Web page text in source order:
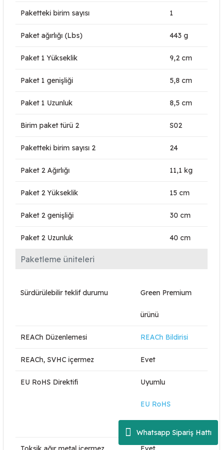
Whatsapp Sipariş Hattı
Paketleme üniteleri
Paketteki birim sayısı 1
Paket ağırlığı (Lbs) 443 g
Paket 1 Yükseklik 9,2 cm
Paket 1 genişliği 5,8 cm
Paket 1 Uzunluk 8,5 cm
Birim paket türü 2 S02
Paketteki birim sayısı 2 24
Paket 2 Ağırlığı 11,1 kg
Paket 2 Yükseklik 15 cm
Paket 2 genişliği 30 cm
Paket 2 Uzunluk 40 cm
Sürdürülebilir teklif durumu Green Premium
ürünü
REACh Düzenlemesi REACh Bildirisi
REACh, SVHC içermez Evet
EU RoHS Direktifi Uyumlu
EU RoHS